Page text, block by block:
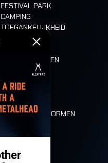
FESTIVAL PARK
CAMPING
TOEGANKELIJKHEID
CASHLESS
ETEN EN DRINKEN
MOBILITEIT
LONE WOLVES
PLATTEGROND
DEATH RIDE
WAARDEN EN NORMEN
HISTORIEK